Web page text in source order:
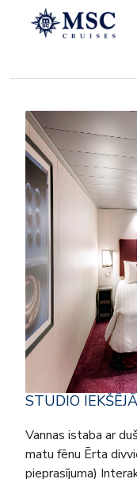
STUDIO
Vannas istaba ar
matu fēnu Ērta
pieprasījuma)